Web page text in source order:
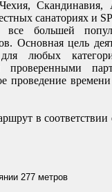
Скандинавия,
санаториях и
все большей
Основная цель
для любых
проведение
в
277 метров